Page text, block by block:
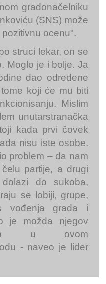
gradonačelniku
(SNS) može
ocenu".
struci lekar, on se
Moglo je i bolje. Ja
dao određene
koji će mu biti
Mislim
unutarstranačka
kada prvi čovek
nisu iste osobe.
problem – da nam
partije, a drugi
do sukoba,
se lobiji, grupe,
vođenja grada i
je možda njegov
u ovom
- naveo je lider